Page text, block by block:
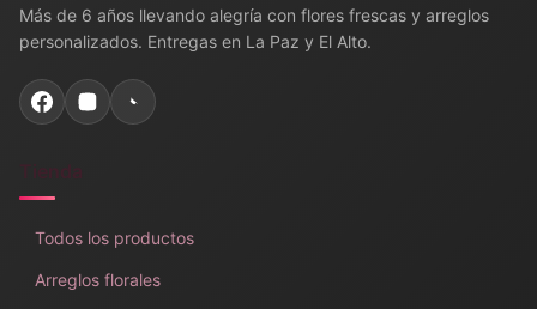
Más de 6 años llevando alegría con flores frescas y arreglos
personalizados. Entregas en La Paz y El Alto.
Todos los productos
Arreglos florales